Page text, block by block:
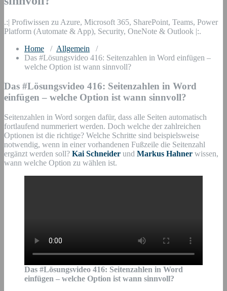
.:| Profiwissen zu Azure, Microsoft 365, SharePoint, Teams, Power
Platform (Automate & App), Security, OneNote & Outlook |:.
Home / Allgemein /
Das #Lösungsvideo 416: Seitenzahlen in Word einfügen –
welche Option ist wann sinnvoll?
Das #Lösungsvideo 416: Seitenzahlen in Word
einfügen – welche Option ist wann sinnvoll?
Seitenzahlen in Word sorgen dafür, dass alle Seiten automatisch
fortlaufend nummeriert werden. Doch welche der zahlreichen
Optionen ist die richtige? Welche Schritte sind beispielsweise
notwendig, wenn in einer vorhandenen Fußzeile die Seitenzahl
ergänzt werden soll? Kai Schneider und Markus Hahner wissen,
wann welche Option zu wählen ist.
Das #Lösungsvideo 416: Seitenzahlen in Word
einfügen – welche Option ist wann sinnvoll?